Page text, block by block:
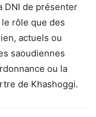
DNI de présenter
rôle que des
actuels ou
saoudiennes
ou la
de Khashoggi.